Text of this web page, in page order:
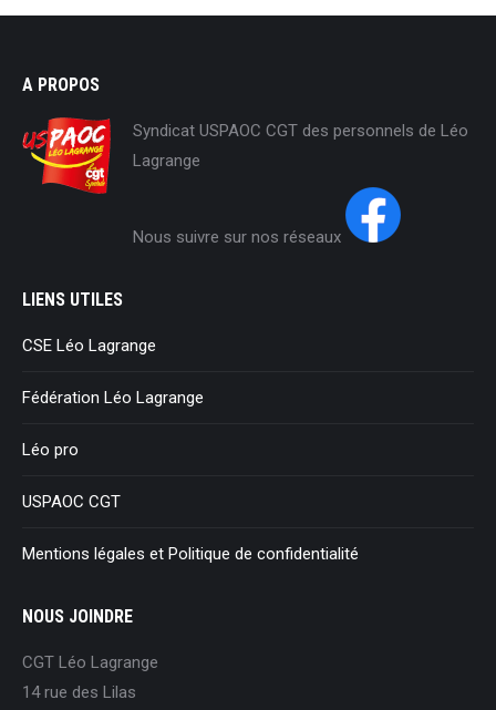
A PROPOS
Syndicat USPAOC CGT des personnels de Léo
Lagrange
Nous suivre sur nos réseaux
LIENS UTILES
CSE Léo Lagrange
Fédération Léo Lagrange
Léo pro
USPAOC CGT
Mentions légales et Politique de confidentialité
NOUS JOINDRE
CGT Léo Lagrange
14 rue des Lilas